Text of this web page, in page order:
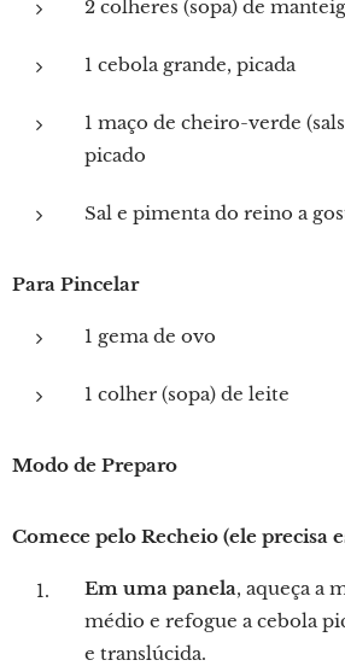
2 colheres (sopa) de
1 cebola grande, picada
1 maço de cheiro-verde
picado
Sal e pimenta do reino a
Para Pincelar
1 gema de ovo
1 colher (sopa) de leite
Modo de Preparo
Comece pelo Recheio (ele precisa
Em uma panela, aqueça a
médio e refogue a cebola
e translúcida.